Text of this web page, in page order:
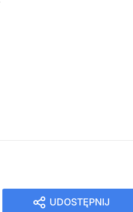
UDOSTĘPNIJ